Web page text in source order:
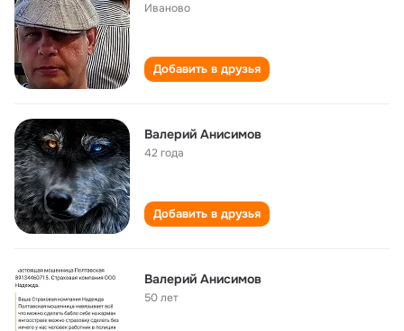
Иваново
Добавить в друзья
Валерий Анисимов
42 года
Добавить в друзья
Валерий Анисимов
50 лет